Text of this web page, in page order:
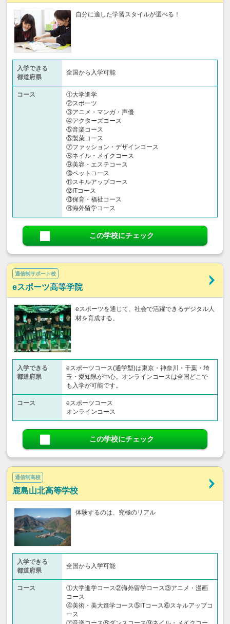
自分に適した学習スタイルが選べる！
入学できる
都道府県
全国から入学可能
コース
①大学進学
②スポーツ
③アニメ・マンガ・声優
④アクターズコース
⑤音楽コース
⑥製菓コース
⑦ファッション・デザインコース
⑧ネイル・メイクコース
⑨美容・エステコース
⑩ペットコース
⑪スキルアップコース
⑫ITコース
⑬保育・福祉コース
⑭海外留学コース
この学校にチェック
通信制サポート校
eスポーツ高等学院
eスポーツを通じて、社会で活躍できるデジタル人
材を育成する。
入学できる
都道府県
eスポーツコース(通学型)は東京・神奈川・千葉・埼
玉・愛知県が中心。オンラインコースは全国どこで
も入学が可能です。
コース
eスポーツコース
オンラインコース
この学校にチェック
通信制高校
鹿島山北高等学校
体験するのは、究極のリアル
入学できる
都道府県
全国から入学可能
コース
①大学進学コース②海外留学コース③アニメ・漫画
コース
④美術・美大進学コース⑤ITコース⑥スキルアップコ
ース